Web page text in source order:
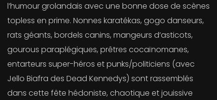
l’humour grolandais avec une bonne dose de scènes
topless en prime. Nonnes karatékas, gogo danseurs,
rats géants, bordels canins, mangeurs d’asticots,
gourous paraplégiques, prêtres cocaïnomanes,
entarteurs super-héros et punks/politiciens (avec
Jello Biafra des Dead Kennedys) sont rassemblés
dans cette fête hédoniste, chaotique et jouissive